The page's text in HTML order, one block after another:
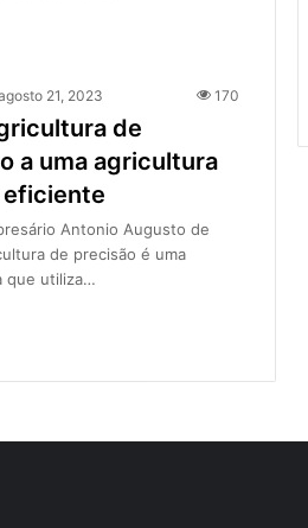
21, 2023 170
de
a uma agricultura
Antonio Augusto de
de precisão é uma
que utiliza…